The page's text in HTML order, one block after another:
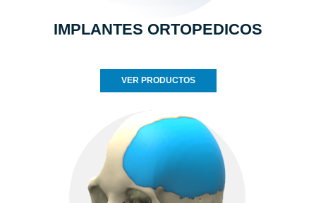
IMPLANTES ORTOPEDICOS
VER PRODUCTOS